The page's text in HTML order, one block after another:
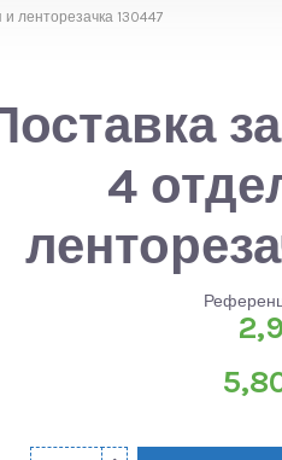
ленторезачка 130447
4